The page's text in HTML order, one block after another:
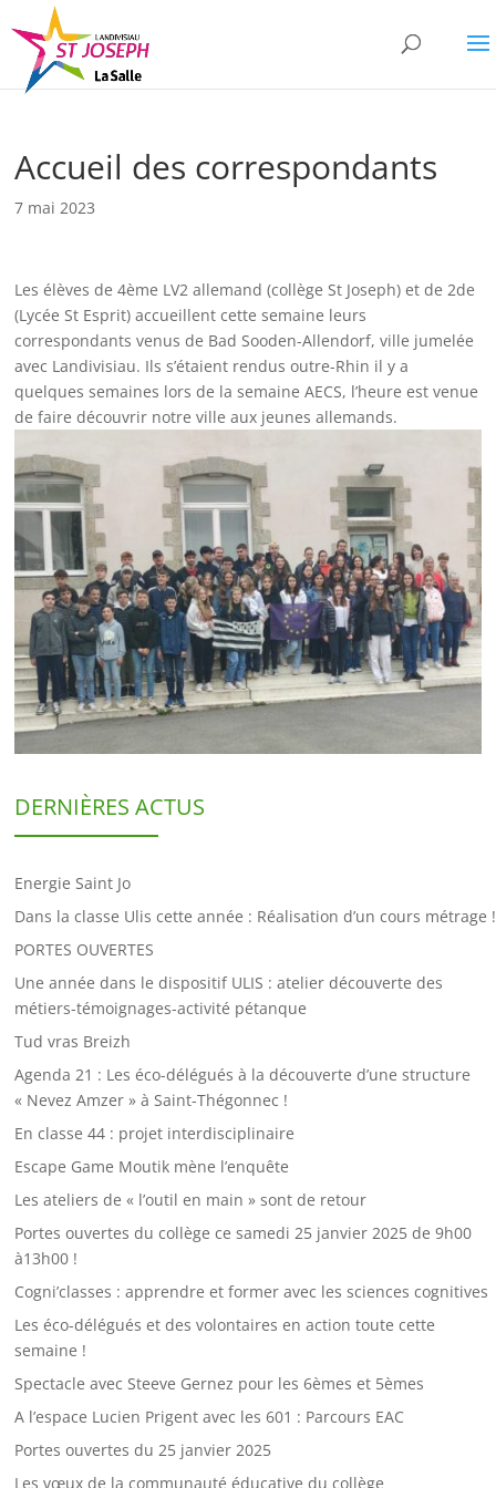
Accueil des correspondants
7 mai 2023
Les élèves de 4ème LV2 allemand (collège St Joseph) et de 2de
(Lycée St Esprit) accueillent cette semaine leurs
correspondants venus de Bad Sooden-Allendorf, ville jumelée
avec Landivisiau. Ils s’étaient rendus outre-Rhin il y a
quelques semaines lors de la semaine AECS, l’heure est venue
de faire découvrir notre ville aux jeunes allemands.
DERNIÈRES ACTUS
Energie Saint Jo
Dans la classe Ulis cette année : Réalisation d’un cours métrage !
PORTES OUVERTES
Une année dans le dispositif ULIS : atelier découverte des
métiers-témoignages-activité pétanque
Tud vras Breizh
Agenda 21 : Les éco-délégués à la découverte d’une structure
« Nevez Amzer » à Saint-Thégonnec !
En classe 44 : projet interdisciplinaire
Escape Game Moutik mène l’enquête
Les ateliers de « l’outil en main » sont de retour
Portes ouvertes du collège ce samedi 25 janvier 2025 de 9h00
à13h00 !
Cogni’classes : apprendre et former avec les sciences cognitives
Les éco-délégués et des volontaires en action toute cette
semaine !
Spectacle avec Steeve Gernez pour les 6èmes et 5èmes
A l’espace Lucien Prigent avec les 601 : Parcours EAC
Portes ouvertes du 25 janvier 2025
Les vœux de la communauté éducative du collège